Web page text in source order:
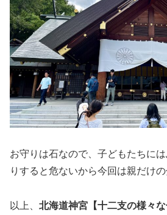
お守りは石なので、子どもたちに
りすると危ないから今回は親だけ
以上、 北海道神宮【十二支の様々